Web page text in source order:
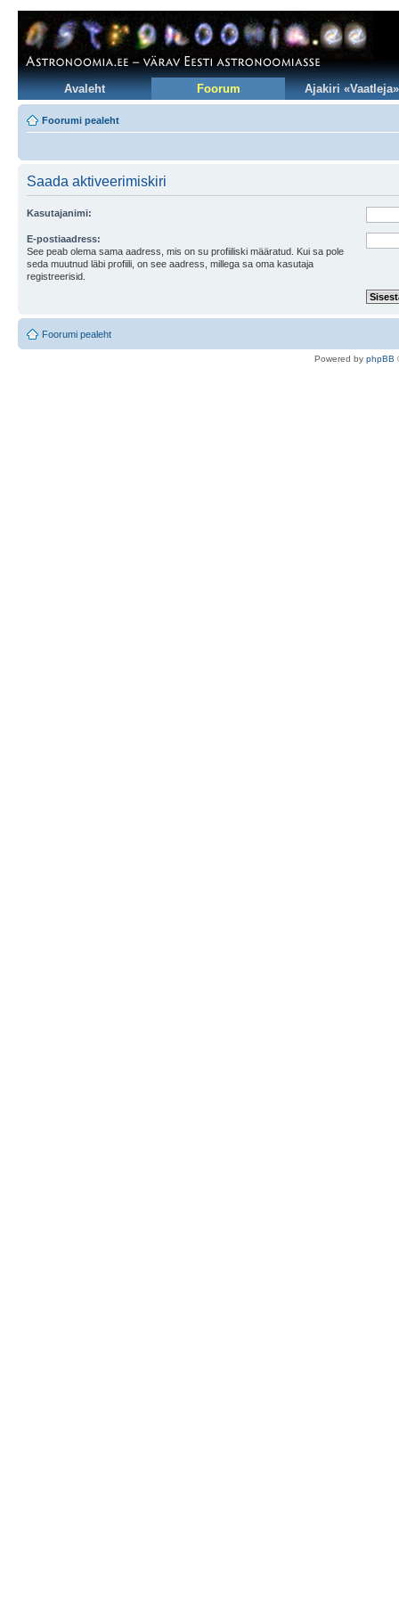
Avaleht Foorum Ajakiri «Vaatleja»
Foorumi pealeht
Saada aktiveerimiskiri
Kasutajanimi:
E-postiaadress:
See peab olema sama aadress, mis on su profiiliski määratud. Kui sa pole
seda muutnud läbi profiili, on see aadress, millega sa oma kasutaja
registreerisid.
Foorumi pealeht
Powered by phpBB